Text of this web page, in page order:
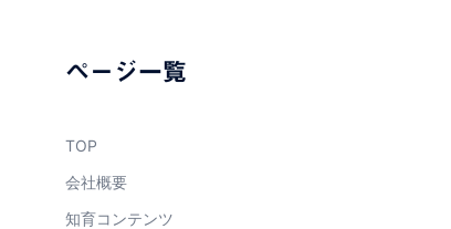
ページ一覧
TOP
会社概要
知育コンテンツ